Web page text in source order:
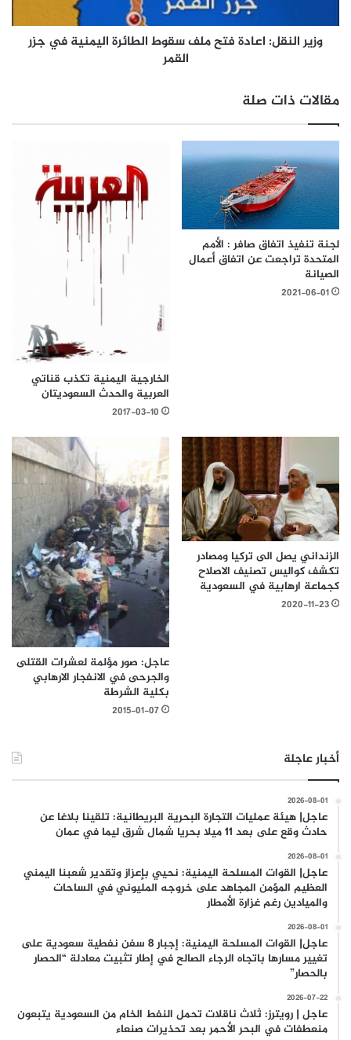
وزير النقل: اعادة فتح ملف سقوط الطائرة اليمنية في جزر
القمر
مقالات ذات صلة
لجنة تنفيذ اتفاق صافر : الأمم
المتحدة تراجعت عن اتفاق أعمال
الصيانة
2021-06-01
الخارجية اليمنية تكذب قناتي
العربية والحدث السعوديتان
2017-03-10
الزنداني يصل الى تركيا ومصادر
تكشف كواليس تصنيف الاصلاح
كجماعة ارهابية في السعودية
2020-11-23
عاجل: صور مؤلمة لعشرات القتلى
والجرحى في الانفجار الارهابي
بكلية الشرطة
2015-01-07
أخبار عاجلة
2026-08-01
عاجل| هيئة عمليات التجارة البحرية البريطانية: تلقينا بلاغا عن
حادث وقع على بعد 11 ميلا بحريا شمال شرق ليما في عمان
2026-08-01
عاجل| القوات المسلحة اليمنية: نحيي بإعزاز وتقدير شعبنا اليمني
العظيم المؤمن المجاهد على خروجه المليوني في الساحات
والميادين رغم غزارة الأمطار
2026-08-01
عاجل| القوات المسلحة اليمنية: إجبار 8 سفن نفطية سعودية على
تغيير مسارها باتجاه الرجاء الصالح في إطار تثبيت معادلة “الحصار
بالحصار”
2026-07-22
عاجل | رويترز: ثلاث ناقلات تحمل النفط الخام من السعودية يتبعون
منعطفات في البحر الأحمر بعد تحذيرات صنعاء